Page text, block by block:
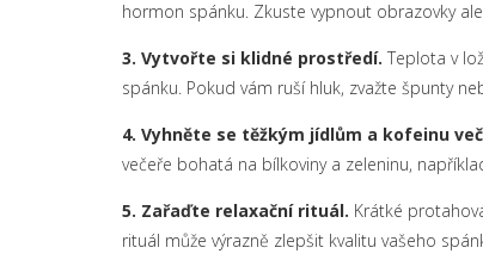
hormon spánku. Zkuste vypnout obrazovky
3. Vytvořte si klidné prostředí. Teplota v
spánku. Pokud vám ruší hluk, zvažte špunty
4. Vyhněte se těžkým jídlům a kofeinu
večeře bohatá na bílkoviny a zeleninu,
5. Zařaďte relaxační rituál. Krátké
rituál může výrazně zlepšit kvalitu vašeho